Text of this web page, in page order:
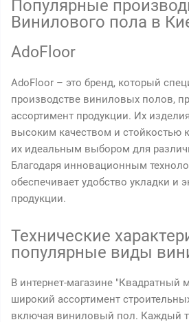
Популярные
Винилового пола в
AdoFloor
AdoFloor – это бренд, который
производстве виниловых полов,
ассортимент продукции. Их
высоким качеством и стойкостью
их идеальным выбором для
Благодаря инновационным
обеспечивает удобство укладки и
продукции.
Технические
популярные виды
В интернет-магазине "Квадратный
широкий ассортимент
включая виниловый пол. Каждый